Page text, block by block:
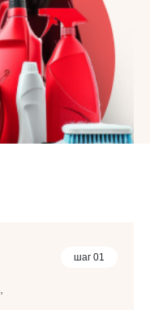
шаг 01